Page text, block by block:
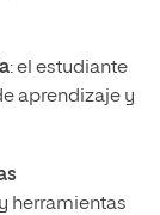
: el estudiante
aprendizaje y
herramientas